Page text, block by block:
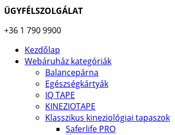
ÜGYFÉLSZOLGÁLAT
+36 1 790 9900
Kezdőlap
Webáruház kategóriák
Balancepárna
Egészségkártyák
IQ TAPE
KINEZIOTAPE
Klasszikus kineziológiai tapaszok
Saferlife PRO